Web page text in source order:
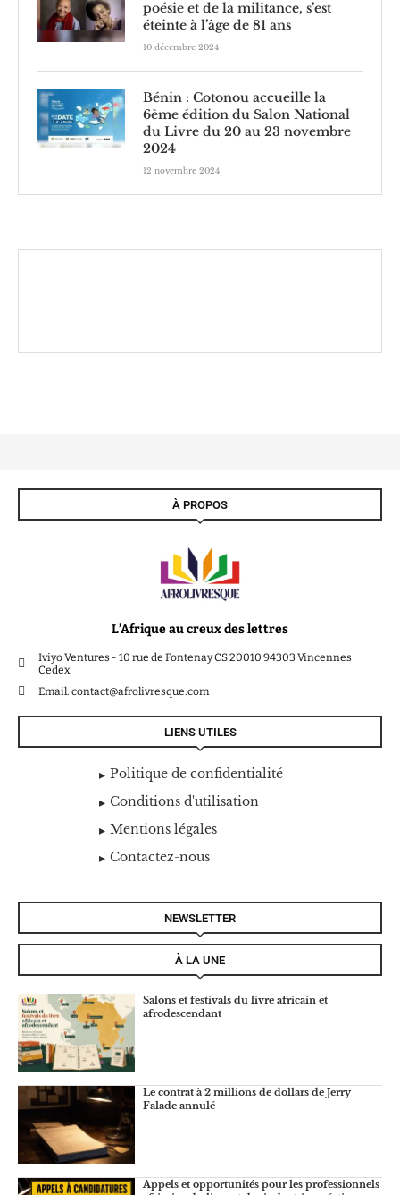
poésie et de la militance, s’est
éteinte à l’âge de 81 ans
10 décembre 2024
Bénin : Cotonou accueille la
6ème édition du Salon National
du Livre du 20 au 23 novembre
2024
12 novembre 2024
À PROPOS
L’Afrique au creux des lettres
Iviyo Ventures - 10 rue de Fontenay CS 20010 94303 Vincennes
Cedex
Email: contact@afrolivresque.com
LIENS UTILES
Politique de confidentialité
Conditions d'utilisation
Mentions légales
Contactez-nous
NEWSLETTER
À LA UNE
Salons et festivals du livre africain et
afrodescendant
Le contrat à 2 millions de dollars de Jerry
Falade annulé
Appels et opportunités pour les professionnels